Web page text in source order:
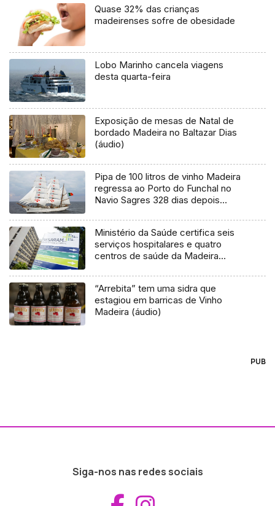
Quase 32% das crianças
madeirenses sofre de obesidade
Lobo Marinho cancela viagens
desta quarta-feira
Exposição de mesas de Natal de
bordado Madeira no Baltazar Dias
(áudio)
Pipa de 100 litros de vinho Madeira
regressa ao Porto do Funchal no
Navio Sagres 328 dias depois
Ministério da Saúde certifica seis
serviços hospitalares e quatro
centros de saúde da Madeira
“Arrebita” tem uma sidra que
estagiou em barricas de Vinho
Madeira (áudio)
PUB
Siga-nos nas redes sociais